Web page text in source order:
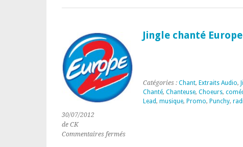
de
amis »
Playhouse
Disney
30/07/2012
de CK
Commentaires ferméssur
Jingle chanté
Catégories : Chant, Extraits Audio,
Chanté, Chanteuse, Choeurs,
Lead, musique, Promo, Punchy,